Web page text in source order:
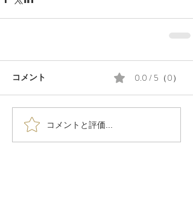
コメント 0.0 / 5（0）
コメントと評価...